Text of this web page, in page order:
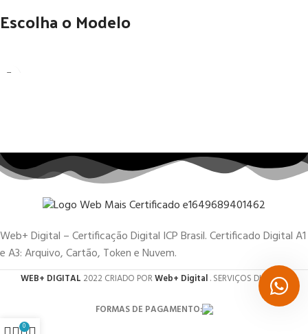
Escolha o Modelo
Web+ Digital – Certificação Digital ICP Brasil. Certificado Digital A1
e A3: Arquivo, Cartão, Token e Nuvem.
WEB+ DIGITAL 2022 CRIADO PORWeb+ Digital. SERVIÇOS DIGITAIS.
FORMAS DE PAGAMENTO:
0